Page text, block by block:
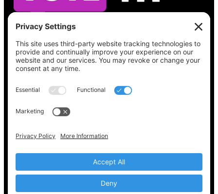
Vea lo que hay en su boleta, encuentre su
lugar de votación, verifique el estado de su
registro y obtenga toda la información
electoral que necesita enVote411.org.
Por favor no utilice:
Derechos de autor © 2022-2024 Coalición de
acceso al voto para todos